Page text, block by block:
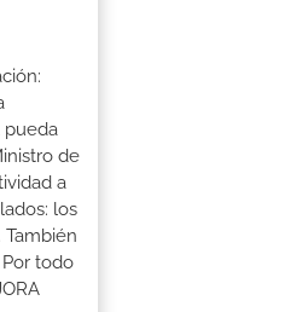
pueda
de
a
los
todo